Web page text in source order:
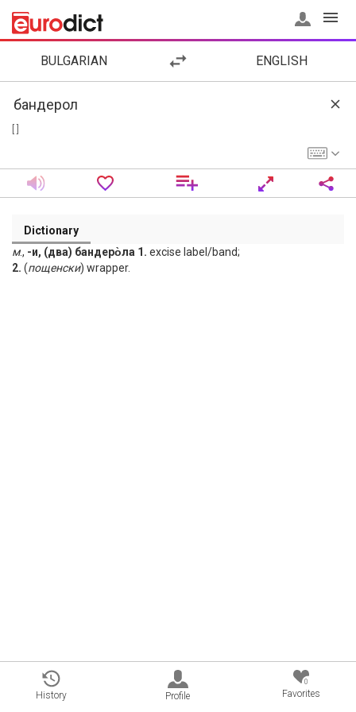
BULGARIAN ENGLISH
Dictionary
м., -и, (два) бандеро̀ла 1. excise label/band;
2. (пощенски) wrapper.
History Profile
0
Favorites